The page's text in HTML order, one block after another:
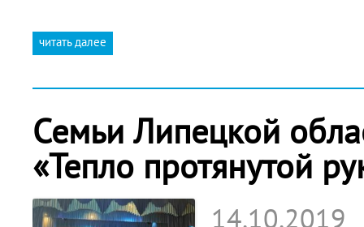
читать далее
Семьи Липецкой
«Тепло протянутой
14.10.2019